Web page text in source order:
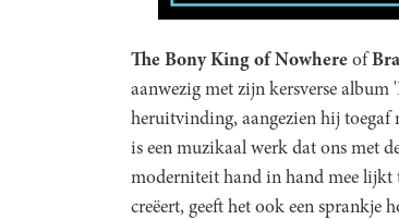
The Bony King of Nowhere of
aanwezig met zijn kersverse
heruitvinding, aangezien hij toegaf
is een muzikaal werk dat ons met
moderniteit hand in hand mee lijkt
creëert, geeft het ook een sprankje